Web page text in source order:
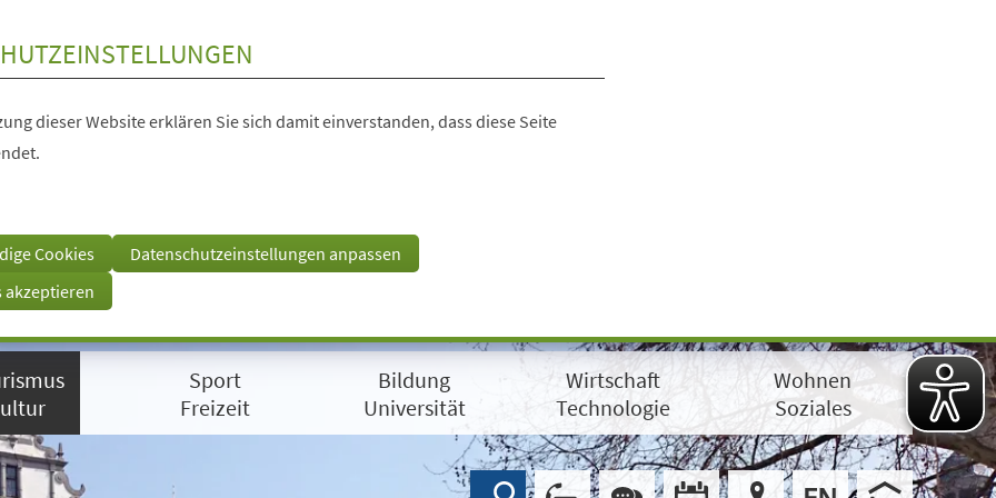
dieser Website erklären Sie sich damit einverstanden, dass diese Seite
Cookies
Datenschutzeinstellungen anpassen
akzeptieren
Sport
Freizeit
Bildung
Universität
Wirtschaft
Technologie
Wohnen
Soziales